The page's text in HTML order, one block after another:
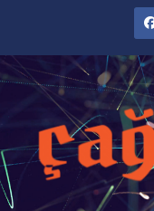
content